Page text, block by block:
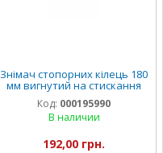
Знімач стопорних кілець 180
мм вигнутий на стискання
INGCO
Код: 000195990
В наличии
192,00 грн.